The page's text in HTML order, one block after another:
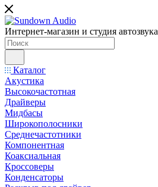
Интернет-магазин и студия автозвука
Каталог
Акустика
Высокочастотная
Драйверы
Мидбасы
Широкополосники
Среднечастотники
Компонентная
Коаксиальная
Кроссоверы
Конденсаторы